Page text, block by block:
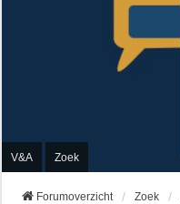
V&A Zoek
Forumoverzicht Zoek